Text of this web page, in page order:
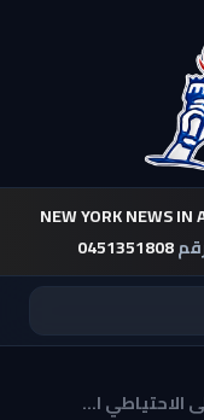
NEW YORK NEWS IN
0451351808
الاحتياطي ا...